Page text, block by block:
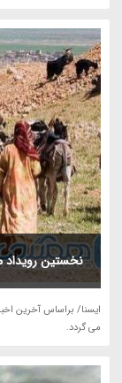
نخستین رویداد
ایسنا/ براساس آخرین
می گردد.